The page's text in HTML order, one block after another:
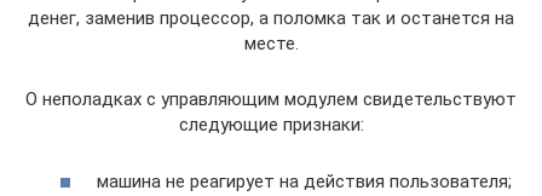
денег, заменив процессор, а поломка так и останется на
месте.
О неполадках с управляющим модулем свидетельствуют
следующие признаки:
машина не реагирует на действия пользователя;